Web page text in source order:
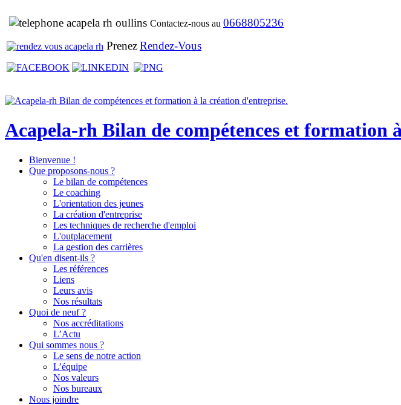
Contactez-nous au 0668805236
PrenezRendez-Vous
Acapela-rh Bilan de compétences et formation
Bienvenue !
Que proposons-nous ?
Le bilan de compétences
Le coaching
L'orientation des jeunes
La création d'entreprise
Les techniques de recherche d'emploi
L'outplacement
La gestion des carrières
Qu'en disent-ils ?
Les références
Liens
Leurs avis
Nos résultats
Quoi de neuf ?
Nos accréditations
L’Actu
Qui sommes nous ?
Le sens de notre action
L’équipe
Nos valeurs
Nos bureaux
Nous joindre